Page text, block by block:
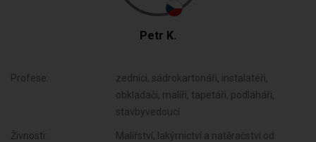
Petr K.
Profese:
zedníci, sádrokartonáři, instalatéři,
obkladači, malíři, tapetáři, podlaháři,
stavbyvedoucí
Živnosti:
Malířství, lakýrnictví a natěračství od